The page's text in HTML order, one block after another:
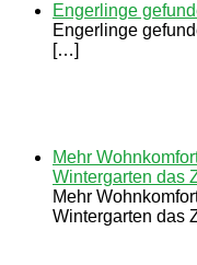
Engerlinge
Engerlinge
[…]
Mehr
Wintergarten das
Mehr
Wintergarten das